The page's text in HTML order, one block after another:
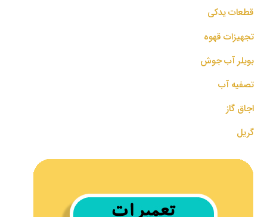
قطعات یدکی
تجهیزات قهوه
بویلر آب جوش
تصفیه آب
اجاق گاز
گریل